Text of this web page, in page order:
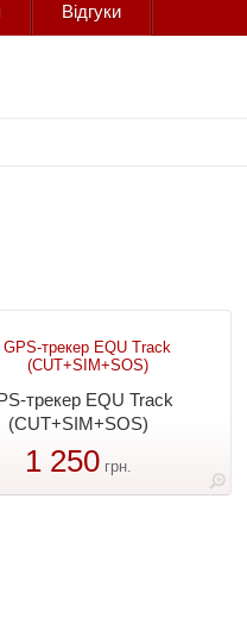
Відгуки
трекер EQU Track
(CUT+SIM+SOS)
1 250грн.